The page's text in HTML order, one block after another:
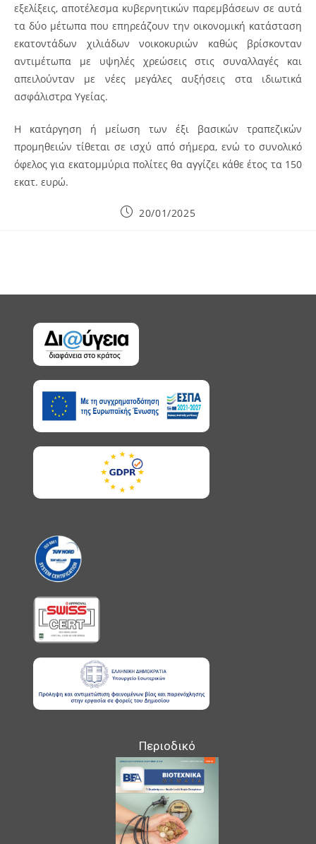
εξελίξεις, αποτέλεσμα κυβερνητικών παρεμβάσεων σε αυτά
τα δύο μέτωπα που επηρεάζουν την οικονομική κατάσταση
εκατοντάδων χιλιάδων νοικοκυριών καθώς βρίσκονταν
αντιμέτωπα με υψηλές χρεώσεις στις συναλλαγές και
απειλούνταν με νέες μεγάλες αυξήσεις στα ιδιωτικά
ασφάλιστρα Υγείας.
Η κατάργηση ή μείωση των έξι βασικών τραπεζικών
προμηθειών τίθεται σε ισχύ από σήμερα, ενώ το συνολικό
όφελος για εκατομμύρια πολίτες θα αγγίζει κάθε έτος τα 150
εκατ. ευρώ.
Post20/01/2025
Περιοδικό